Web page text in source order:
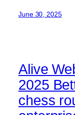
June 30, 2025
Alive
2025
chess